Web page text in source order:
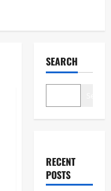
SEARCH
RECENT
POSTS